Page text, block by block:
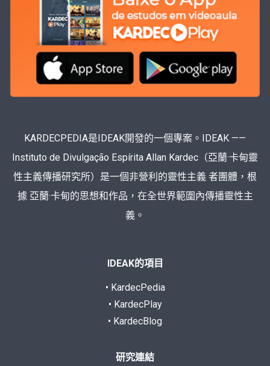
KARDECPEDIA是IDEAK開發的一個專案。IDEAK ——
Instituto de Divulgação Espírita Allan Kardec（亞蘭·卡甸靈
性主義傳播研究所）是一個非營利的靈性主義 者團體，根
據 亞蘭·卡甸的思想和作品，在全世界範圍內傳播靈性主
義。
IDEAK的項目
• KardecPedia
• KardecPlay
• KardecBlog
研究連結